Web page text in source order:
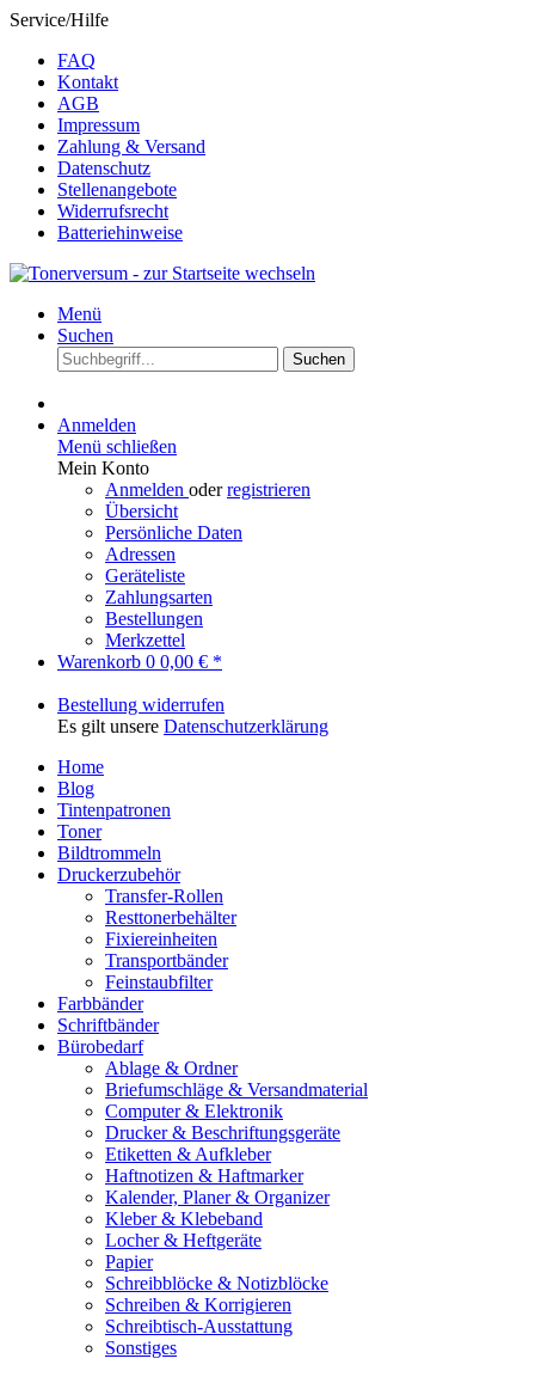
Service/Hilfe
FAQ
Kontakt
AGB
Impressum
Zahlung & Versand
Datenschutz
Stellenangebote
Widerrufsrecht
Batteriehinweise
Menü
Suchen
Suchen
Anmelden
Menü schließen
Mein Konto
Anmelden oderregistrieren
Übersicht
Persönliche Daten
Adressen
Geräteliste
Zahlungsarten
Bestellungen
Merkzettel
Warenkorb 0 0,00 € *
Bestellung widerrufen
Es gilt unsere Datenschutzerklärung
Home
Blog
Tintenpatronen
Toner
Bildtrommeln
Druckerzubehör
Transfer-Rollen
Resttonerbehälter
Fixiereinheiten
Transportbänder
Feinstaubfilter
Farbbänder
Schriftbänder
Bürobedarf
Ablage & Ordner
Briefumschläge & Versandmaterial
Computer & Elektronik
Drucker & Beschriftungsgeräte
Etiketten & Aufkleber
Haftnotizen & Haftmarker
Kalender, Planer & Organizer
Kleber & Klebeband
Locher & Heftgeräte
Papier
Schreibblöcke & Notizblöcke
Schreiben & Korrigieren
Schreibtisch-Ausstattung
Sonstiges